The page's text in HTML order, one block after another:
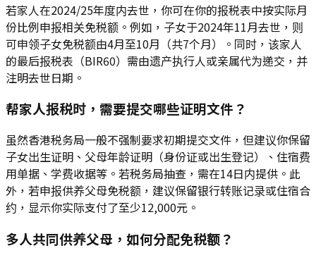
若家人在2024/25年度内去世，你可在你的报税表中按实际月
份比例申报相关免税额。例如，子女于2024年11月去世，则
可申领子女免税额由4月至10月（共7个月）。同时，该家人
的最后报税表（BIR60）需由遗产执行人或亲属代为递交，并
注明去世日期。
帮家人报税时，需要提交哪些证明文件？
虽然香港税务局一般不强制要求初期提交文件，但建议你保留
子女出生证明、父母年龄证明（身份证或出生登记）、住宿费
用单据、学费收据等。若税务局抽查，需在14日内提供。此
外，若申报供养父母免税额，建议保留银行转账记录或住宿合
约，显示你实际支付了至少12,000元。
多人共同供养父母，如何分配免税额？